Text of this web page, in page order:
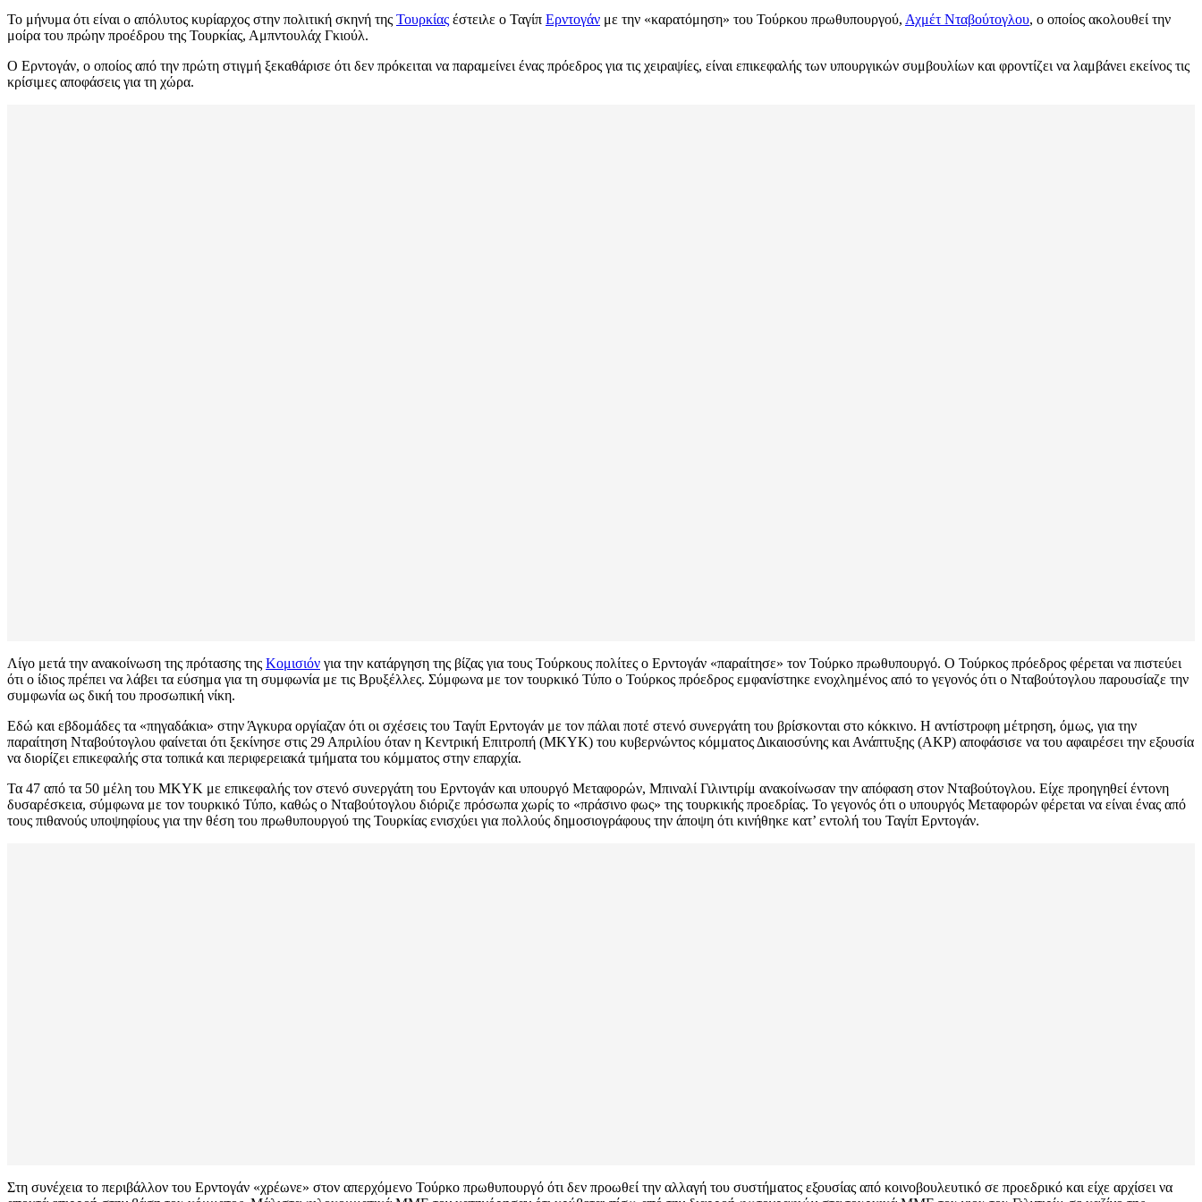
Το μήνυμα ότι είναι ο απόλυτος κυρίαρχος στην πολιτική σκηνή της Τουρκίας έστειλε ο Ταγίπ Ερντογάν με την «καρατόμηση» του Τούρκου πρωθυπουργού, Αχμέτ Νταβούτογλου, ο οποίος ακολουθεί την
μοίρα του πρώην προέδρου της Τουρκίας, Αμπντουλάχ Γκιούλ.
Ο Ερντογάν, ο οποίος από την πρώτη στιγμή ξεκαθάρισε ότι δεν πρόκειται να παραμείνει ένας πρόεδρος για τις χειραψίες, είναι επικεφαλής των υπουργικών συμβουλίων και φροντίζει να λαμβάνει εκείνος τις
κρίσιμες αποφάσεις για τη χώρα.
Λίγο μετά την ανακοίνωση της πρότασης της Κομισιόν για την κατάργηση της βίζας για τους Τούρκους πολίτες ο Ερντογάν «παραίτησε» τον Τούρκο πρωθυπουργό. Ο Τούρκος πρόεδρος φέρεται να πιστεύει
ότι ο ίδιος πρέπει να λάβει τα εύσημα για τη συμφωνία με τις Βρυξέλλες. Σύμφωνα με τον τουρκικό Τύπο ο Τούρκος πρόεδρος εμφανίστηκε ενοχλημένος από το γεγονός ότι ο Νταβούτογλου παρουσίαζε την
συμφωνία ως δική του προσωπική νίκη.
Εδώ και εβδομάδες τα «πηγαδάκια» στην Άγκυρα οργίαζαν ότι οι σχέσεις του Ταγίπ Ερντογάν με τον πάλαι ποτέ στενό συνεργάτη του βρίσκονται στο κόκκινο. Η αντίστροφη μέτρηση, όμως, για την
παραίτηση Νταβούτογλου φαίνεται ότι ξεκίνησε στις 29 Απριλίου όταν η Κεντρική Επιτροπή (MKYK) του κυβερνώντος κόμματος Δικαιοσύνης και Ανάπτυξης (ΑΚΡ) αποφάσισε να του αφαιρέσει την εξουσία
να διορίζει επικεφαλής στα τοπικά και περιφερειακά τμήματα του κόμματος στην επαρχία.
Τα 47 από τα 50 μέλη του ΜΚΥΚ με επικεφαλής τον στενό συνεργάτη του Ερντογάν και υπουργό Μεταφορών, Μπιναλί Γιλιντιρίμ ανακοίνωσαν την απόφαση στον Νταβούτογλου. Είχε προηγηθεί έντονη
δυσαρέσκεια, σύμφωνα με τον τουρκικό Τύπο, καθώς ο Νταβούτογλου διόριζε πρόσωπα χωρίς το «πράσινο φως» της τουρκικής προεδρίας. Το γεγονός ότι ο υπουργός Μεταφορών φέρεται να είναι ένας από
τους πιθανούς υποψηφίους για την θέση του πρωθυπουργού της Τουρκίας ενισχύει για πολλούς δημοσιογράφους την άποψη ότι κινήθηκε κατ’ εντολή του Ταγίπ Ερντογάν.
Στη συνέχεια το περιβάλλον του Ερντογάν «χρέωνε» στον απερχόμενο Τούρκο πρωθυπουργό ότι δεν προωθεί την αλλαγή του συστήματος εξουσίας από κοινοβουλευτικό σε προεδρικό και είχε αρχίσει να